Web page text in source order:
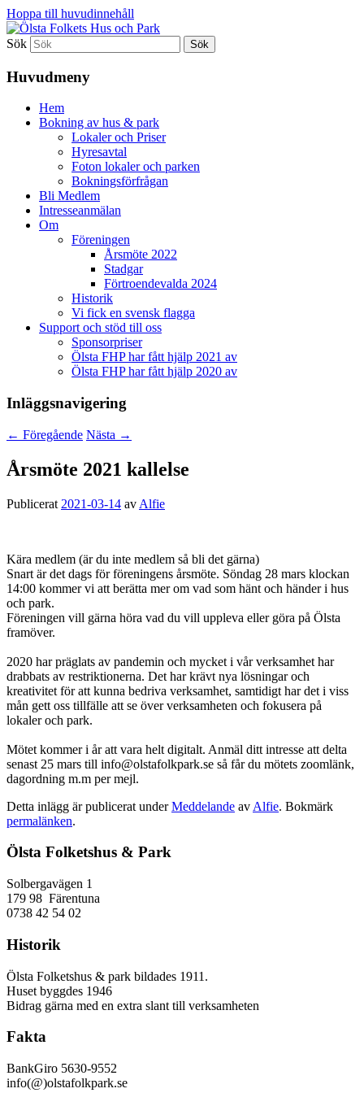
Hoppa till huvudinnehåll
Ölsta Folkets Hus och Park
Sök
Huvudmeny
Hem
Bokning av hus & park
Lokaler och Priser
Hyresavtal
Foton lokaler och parken
Bokningsförfrågan
Bli Medlem
Intresseanmälan
Om
Föreningen
Årsmöte 2022
Stadgar
Förtroendevalda 2024
Historik
Vi fick en svensk flagga
Support och stöd till oss
Sponsorpriser
Ölsta FHP har fått hjälp 2021 av
Ölsta FHP har fått hjälp 2020 av
Inläggsnavigering
← Föregående Nästa →
Årsmöte 2021 kallelse
Publicerat 2021-03-14 av Alfie
Kära medlem (är du inte medlem så bli det gärna)
Snart är det dags för föreningens årsmöte. Söndag 28 mars klockan
14:00 kommer vi att berätta mer om vad som hänt och händer i hus
och park.
Föreningen vill gärna höra vad du vill uppleva eller göra på Ölsta
framöver.
2020 har präglats av pandemin och mycket i vår verksamhet har
drabbats av restriktionerna. Det har krävt nya lösningar och
kreativitet för att kunna bedriva verksamhet, samtidigt har det i viss
mån gett oss tillfälle att se över verksamheten och fokusera på
lokaler och park.
Mötet kommer i år att vara helt digitalt. Anmäl ditt intresse att delta
senast 25 mars till info@olstafolkpark.se så får du mötets zoomlänk,
dagordning m.m per mejl.
Detta inlägg är publicerat underMeddelande av Alfie. Bokmärk
permalänken.
Ölsta Folketshus & Park
Solbergavägen 1
179 98 Färentuna
0738 42 54 02
Historik
Ölsta Folketshus & park bildades 1911.
Huset byggdes 1946
Bidrag gärna med en extra slant till verksamheten
Fakta
BankGiro 5630-9552
info(@)olstafolkpark.se